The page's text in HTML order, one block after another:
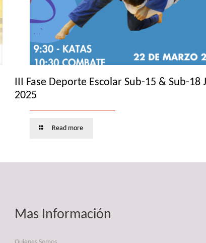
III Fase Deporte Escolar Sub-15 & Sub-18
2025
Read more
Mas Información